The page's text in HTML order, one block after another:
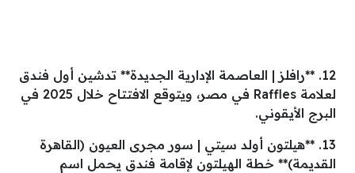
12. **رافلز | العاصمة الإدارية الجديدة** تدشين أول فندق
لعلامة Raffles في مصر، ويتوقع الافتتاح خلال 2025 في
البرج الأيقوني.
13. **هيلتون أولد سيتي | سور مجرى العيون (القاهرة
القديمة)** خطة الهيلتون لإقامة فندق يحمل اسم